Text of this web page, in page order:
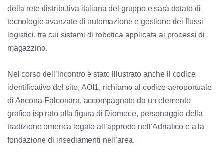
della rete distributiva italiana del gruppo e sarà dotato di
tecnologie avanzate di automazione e gestione dei flussi
logistici, tra cui sistemi di robotica applicata ai processi di
magazzino.
Nel corso dell’incontro è stato illustrato anche il codice
identificativo del sito, AOI1, richiamo al codice aeroportuale
di Ancona-Falconara, accompagnato da un elemento
grafico ispirato alla figura di Diomede, personaggio della
tradizione omerica legato all’approdo nell’Adriatico e alla
fondazione di insediamenti nell’area.